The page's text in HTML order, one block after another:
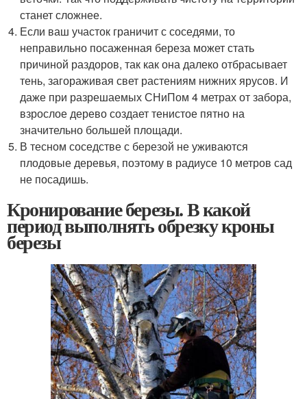
станет сложнее.
Если ваш участок граничит с соседями, то
неправильно посаженная береза может стать
причиной раздоров, так как она далеко отбрасывает
тень, загораживая свет растениям нижних ярусов. И
даже при разрешаемых СНиПом 4 метрах от забора,
взрослое дерево создает тенистое пятно на
значительно большей площади.
В тесном соседстве с березой не уживаются
плодовые деревья, поэтому в радиусе 10 метров сад
не посадишь.
Кронирование березы. В какой
период выполнять обрезку кроны
березы